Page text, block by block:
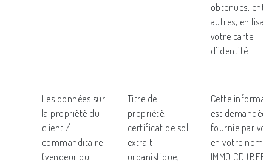
obtenues,
autres, en
votre carte
d'identité.
Les données sur
la propriété du
client /
commanditaire
(vendeur ou
Titre de
propriété,
certificat de sol
extrait
urbanistique,
Cette
est demandée
fournie par
en votre nom
IMMO CD